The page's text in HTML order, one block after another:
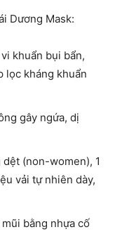
Dương Mask:
khuẩn bụi bẩn,
lọc kháng khuẩn
gây ngứa, dị
(non-women), 1
vải tự nhiên dày,
bằng nhựa cố